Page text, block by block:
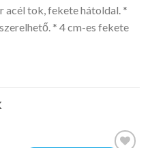
acél tok, fekete hátoldal. *
* 4 cm-es fekete